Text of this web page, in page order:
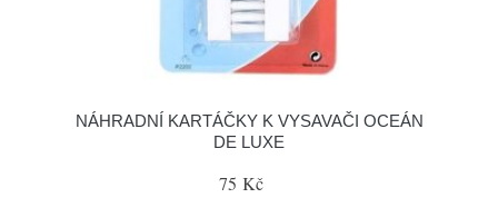
NÁHRADNÍ KARTÁČKY K VYSAVAČI OCEÁN
DE LUXE
75 Kč